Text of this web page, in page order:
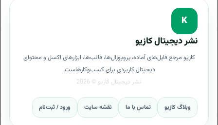
K
نشر دیجیتال کازیو
کازیو مرجع فایل‌های آماده، پروپوزال‌ها، قالب‌ها، ابزارهای اکسل و محتوای
دیجیتال کاربردی برای کسب‌وکارهاست.
وبلاگ کازیو تماس با ما نقشه سایت ورود / ثبت‌نام